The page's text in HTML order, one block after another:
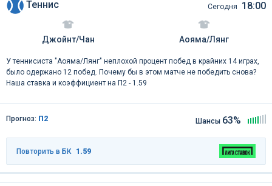
Теннис Сегодня 18:00
Джойнт/Чан Аояма/Лянг
У теннисиста "Аояма/Лянг" неплохой процент побед в крайних 14 играх,
было одержано 12 побед. Почему бы в этом матче не победить снова?
Наша ставка и коэффициент на П2 - 1.59
Прогноз: П2 Шансы 63%
Повторить в БК 1.59